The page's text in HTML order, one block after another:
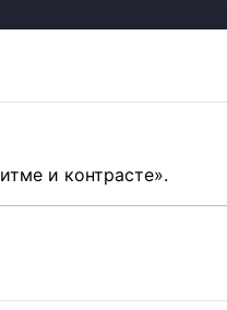
и контрасте».